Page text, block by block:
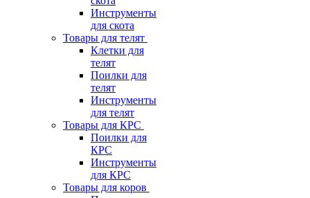
Инструменты
для скота
Товары для телят
Клетки для
телят
Поилки для
телят
Инструменты
для телят
Товары для КРС
Поилки для
КРС
Инструменты
для КРС
Товары для коров